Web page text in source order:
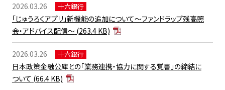
2026.03.26 十六銀行
「じゅうろくアプリ」新機能の追加について～ファンドラップ残高照
会・アドバイス配信～(263.4 KB)
2026.03.26 十六銀行
日本政策金融公庫との「業務連携・協力に関する覚書」の締結に
ついて (66.4 KB)